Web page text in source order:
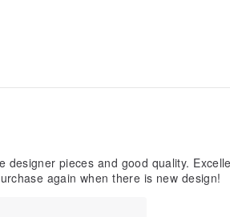
designer pieces and good quality.
again when there is new design!